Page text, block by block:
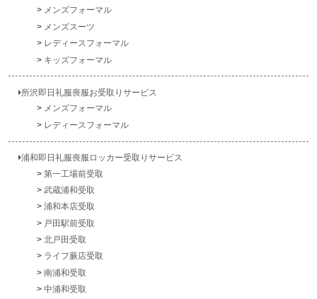
メンズフォーマル
メンズスーツ
レディースフォーマル
キッズフォーマル
所沢即日礼服喪服お受取りサービス
メンズフォーマル
レディースフォーマル
浦和即日礼服喪服ロッカー受取りサービス
第一工場前受取
武蔵浦和受取
浦和本店受取
戸田駅前受取
北戸田受取
ライフ蕨店受取
南浦和受取
中浦和受取